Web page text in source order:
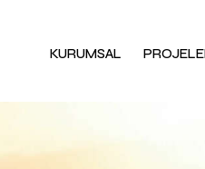
KURUMSAL